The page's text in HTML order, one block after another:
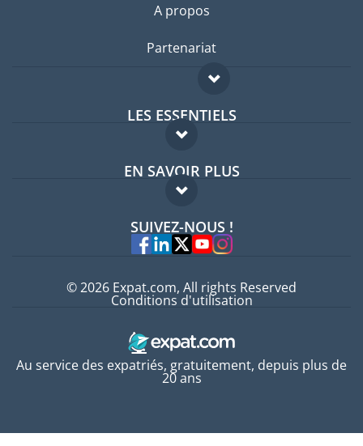
A propos
Partenariat
LES ESSENTIELS
Forum expatriés
Guides pays
EN SAVOIR PLUS
FAQ
Experts
SUIVEZ-NOUS !
Au service des expatriés, gratuitement, depuis plus de
20 ans
© 2026 Expat.com, All rights Reserved
Conditions d'utilisation